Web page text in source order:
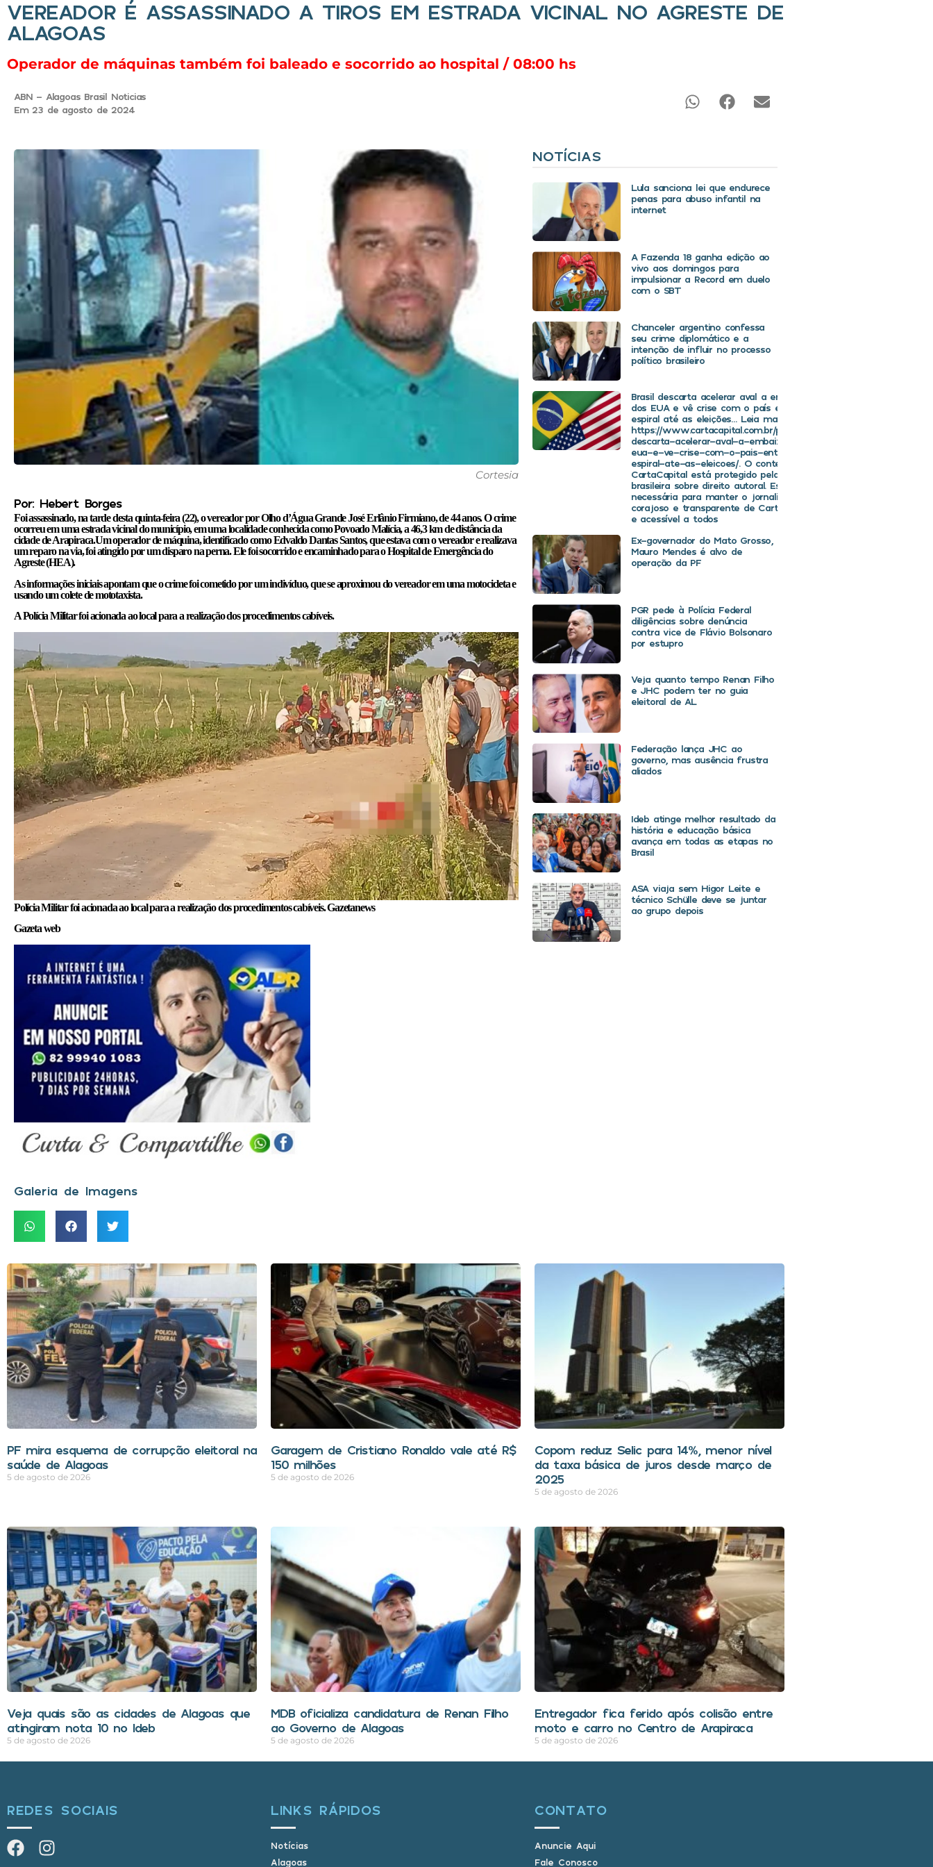
VEREADOR É ASSASSINADO A TIROS EM ESTRADA VICINAL NO AGRESTE DE
ALAGOAS
Operador de máquinas também foi baleado e socorrido ao hospital / 08:00 hs
ABN - Alagoas Brasil Noticias
Em 23 de agosto de 2024
Cortesia
Por: Hebert Borges
Foi assassinado, na tarde desta quinta-feira (22), o vereador por Olho d’Água Grande José Erlânio Firmiano, de 44 anos. O crime
ocorreu em uma estrada vicinal do município, em uma localidade conhecida como Povoado Malícia, a 46,3 km de distância da
cidade de Arapiraca.Um operador de máquina, identificado como Edvaldo Dantas Santos, que estava com o vereador e realizava
um reparo na via, foi atingido por um disparo na perna. Ele foi socorrido e encaminhado para o Hospital de Emergência do
Agreste (HEA).
As informações iniciais apontam que o crime foi cometido por um indivíduo, que se aproximou do vereador em uma motocicleta e
usando um colete de mototaxista.
A Polícia Militar foi acionada ao local para a realização dos procedimentos cabíveis.
Polícia Militar foi acionada ao local para a realização dos procedimentos cabíveis. Gazetanews
Gazeta web
Galeria de Imagens
NOTÍCIAS
Lula sanciona lei que endurece
penas para abuso infantil na
internet
A Fazenda 18 ganha edição ao
vivo aos domingos para
impulsionar a Record em duelo
com o SBT
Chanceler argentino confessa
seu crime diplomático e a
intenção de influir no processo
político brasileiro
Brasil descarta acelerar aval a embaixador
dos EUA e vê crise com o país entrar em
espiral até as eleições… Leia mais em
https://www.cartacapital.com.br/politica/brasil-
descarta-acelerar-aval-a-embaixador-dos-
eua-e-ve-crise-com-o-pais-entrar-em-
espiral-ate-as-eleicoes/. O conteúdo de
CartaCapital está protegido pela legislação
brasileira sobre direito autoral. Essa defesa é
necessária para manter o jornalismo
corajoso e transparente de CartaCapital vivo
e acessível a todos
Ex-governador do Mato Grosso,
Mauro Mendes é alvo de
operação da PF
PGR pede à Polícia Federal
diligências sobre denúncia
contra vice de Flávio Bolsonaro
por estupro
Veja quanto tempo Renan Filho
e JHC podem ter no guia
eleitoral de AL
Federação lança JHC ao
governo, mas ausência frustra
aliados
Ideb atinge melhor resultado da
história e educação básica
avança em todas as etapas no
Brasil
ASA viaja sem Higor Leite e
técnico Schülle deve se juntar
ao grupo depois
PF mira esquema de corrupção eleitoral na
saúde de Alagoas
5 de agosto de 2026
Garagem de Cristiano Ronaldo vale até R$
150 milhões
5 de agosto de 2026
Copom reduz Selic para 14%, menor nível
da taxa básica de juros desde março de
2025
5 de agosto de 2026
Veja quais são as cidades de Alagoas que
atingiram nota 10 no Ideb
5 de agosto de 2026
MDB oficializa candidatura de Renan Filho
ao Governo de Alagoas
5 de agosto de 2026
Entregador fica ferido após colisão entre
moto e carro no Centro de Arapiraca
5 de agosto de 2026
REDES SOCIAIS LINKS RÁPIDOS
Notícias
Alagoas
CONTATO
Anuncie Aqui
Fale Conosco